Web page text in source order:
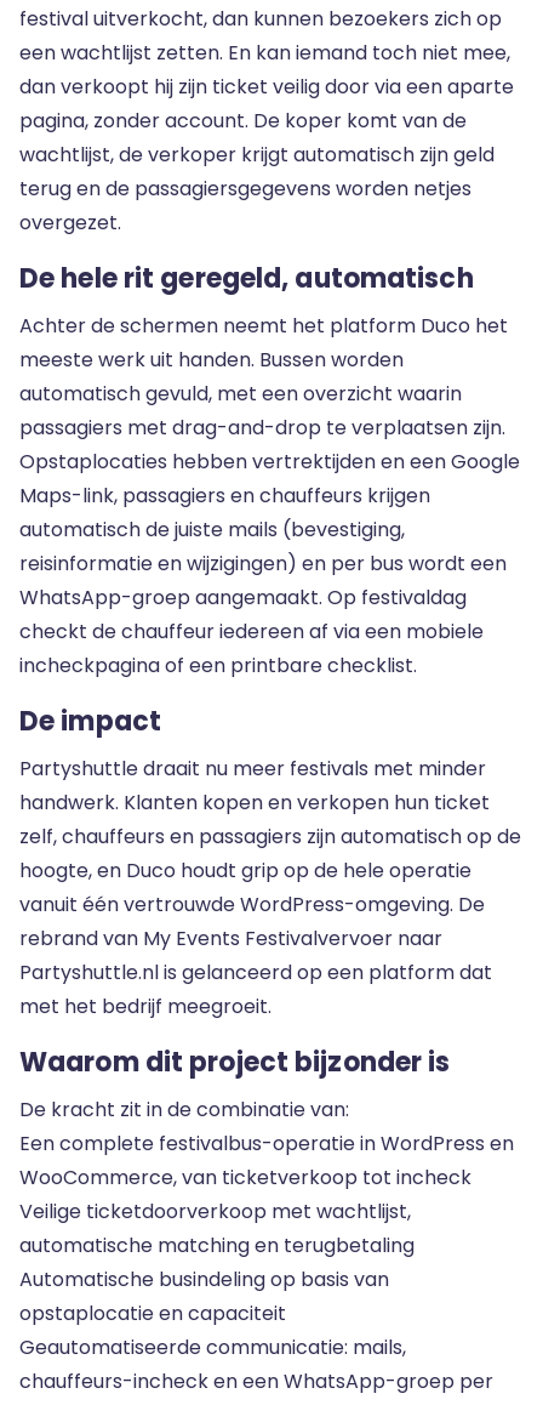
festival uitverkocht, dan kunnen bezoekers zich op
een wachtlijst zetten. En kan iemand toch niet mee,
dan verkoopt hij zijn ticket veilig door via een aparte
pagina, zonder account. De koper komt van de
wachtlijst, de verkoper krijgt automatisch zijn geld
terug en de passagiersgegevens worden netjes
overgezet.
De hele rit geregeld, automatisch
Achter de schermen neemt het platform Duco het
meeste werk uit handen. Bussen worden
automatisch gevuld, met een overzicht waarin
passagiers met drag-and-drop te verplaatsen zijn.
Opstaplocaties hebben vertrektijden en een Google
Maps-link, passagiers en chauffeurs krijgen
automatisch de juiste mails (bevestiging,
reisinformatie en wijzigingen) en per bus wordt een
WhatsApp-groep aangemaakt. Op festivaldag
checkt de chauffeur iedereen af via een mobiele
incheckpagina of een printbare checklist.
De impact
Partyshuttle draait nu meer festivals met minder
handwerk. Klanten kopen en verkopen hun ticket
zelf, chauffeurs en passagiers zijn automatisch op de
hoogte, en Duco houdt grip op de hele operatie
vanuit één vertrouwde WordPress-omgeving. De
rebrand van My Events Festivalvervoer naar
Partyshuttle.nl is gelanceerd op een platform dat
met het bedrijf meegroeit.
Waarom dit project bijzonder is
De kracht zit in de combinatie van:
Een complete festivalbus-operatie in WordPress en
WooCommerce, van ticketverkoop tot incheck
Veilige ticketdoorverkoop met wachtlijst,
automatische matching en terugbetaling
Automatische busindeling op basis van
opstaplocatie en capaciteit
Geautomatiseerde communicatie: mails,
chauffeurs-incheck en een WhatsApp-groep per